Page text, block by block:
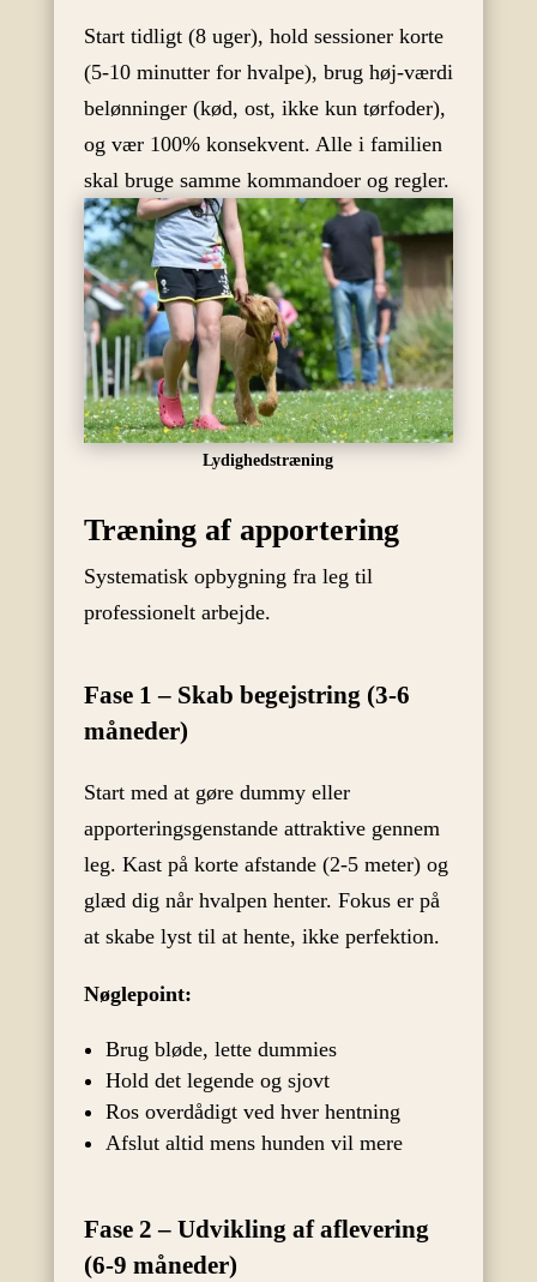
Start tidligt (8 uger), hold sessioner korte
(5-10 minutter for hvalpe), brug høj-værdi
belønninger (kød, ost, ikke kun tørfoder),
og vær 100% konsekvent. Alle i familien
skal bruge samme kommandoer og regler.
Lydighedstræning
Træning af apportering
Systematisk opbygning fra leg til
professionelt arbejde.
Fase 1 – Skab begejstring (3-6
måneder)
Start med at gøre dummy eller
apporteringsgenstande attraktive gennem
leg. Kast på korte afstande (2-5 meter) og
glæd dig når hvalpen henter. Fokus er på
at skabe lyst til at hente, ikke perfektion.
Nøglepoint:
Brug bløde, lette dummies
Hold det legende og sjovt
Ros overdådigt ved hver hentning
Afslut altid mens hunden vil mere
Fase 2 – Udvikling af aflevering
(6-9 måneder)